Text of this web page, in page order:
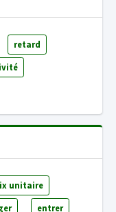
retard
unitaire
entrer